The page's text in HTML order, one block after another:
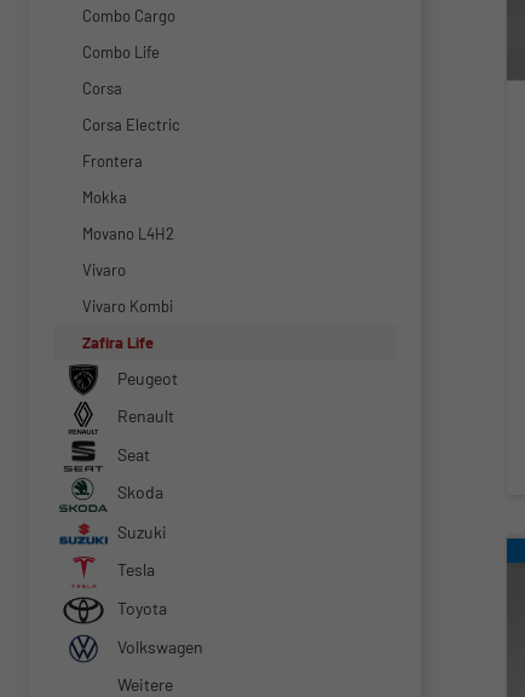
Combo Cargo
Combo Life
Corsa
Corsa Electric
Frontera
Mokka
Movano L4H2
Vivaro
Vivaro Kombi
Zafira Life
Peugeot
Renault
Seat
Skoda
Suzuki
Tesla
Toyota
Volkswagen
Weitere